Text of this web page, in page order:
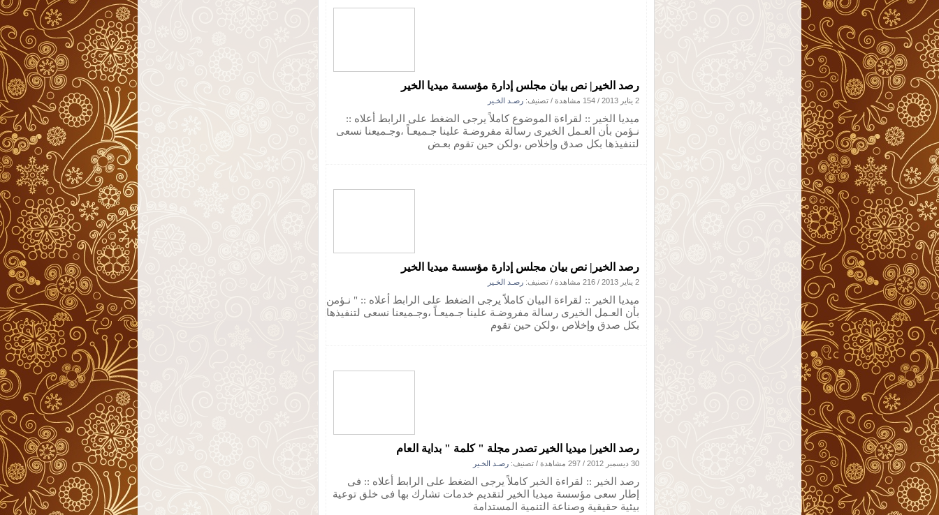
رصد الخير| نص بيان مجلس إدارة مؤسسة ميديا الخير
2 يناير 2013 / 154 مشاهدة / تصنيف: رصـد الخـير
ميديا الخير :: لقراءة الموضوع كاملاً يرجى الضغط على الرابط أعلاه ::
نـؤمن بأن العـمل الخيرى رسالة مفروضـة علينا جـميعـاً ،وجـميعنا نسعى
لتنفيذها بكل صدق وإخلاص ،ولكن حين تقوم بعـض
رصد الخير| نص بيان مجلس إدارة مؤسسة ميديا الخير
2 يناير 2013 / 216 مشاهدة / تصنيف: رصـد الخـير
ميديا الخير :: لقراءة البيان كاملاً يرجى الضغط على الرابط أعلاه :: " نـؤمن
بأن العـمل الخيرى رسالة مفروضـة علينا جـميعـاً ،وجـميعنا نسعى لتنفيذها
بكل صدق وإخلاص ،ولكن حين تقوم
رصد الخير| ميديا الخير تصدر مجلة " كلمة " بداية العام
30 ديسمبر 2012 / 297 مشاهدة / تصنيف: رصـد الخـير
رصد الخير :: لقراءة الخبر كاملاً يرجى الضغط على الرابط أعلاه :: فى
إطار سعى مؤسسة ميديا الخير لتقديم خدمات تشارك بها فى خلق توعية
بيئية حقيقية وصناعة التنمية المستدامة